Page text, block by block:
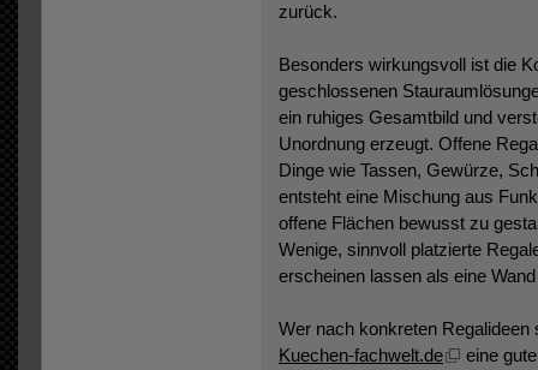
zurück.
Besonders wirkungsvoll ist die
geschlossenen
ein ruhiges Gesamtbild und
Unordnung erzeugt. Offene
Dinge wie Tassen, Gewürze,
entsteht eine Mischung aus
offene Flächen bewusst zu
Wenige, sinnvoll platzierte
erscheinen lassen als eine
Wer nach konkreten
Kuechen-fachwelt.de
eine